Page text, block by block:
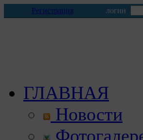
Регистрация логин
ГЛАВНАЯ
Новости